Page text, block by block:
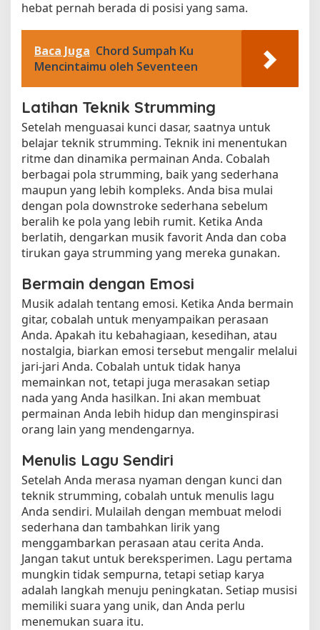
hebat pernah berada di posisi yang sama.
Baca Juga Chord Sumpah Ku
Mencintaimu oleh Seventeen
Latihan Teknik Strumming
Setelah menguasai kunci dasar, saatnya untuk
belajar teknik strumming. Teknik ini menentukan
ritme dan dinamika permainan Anda. Cobalah
berbagai pola strumming, baik yang sederhana
maupun yang lebih kompleks. Anda bisa mulai
dengan pola downstroke sederhana sebelum
beralih ke pola yang lebih rumit. Ketika Anda
berlatih, dengarkan musik favorit Anda dan coba
tirukan gaya strumming yang mereka gunakan.
Bermain dengan Emosi
Musik adalah tentang emosi. Ketika Anda bermain
gitar, cobalah untuk menyampaikan perasaan
Anda. Apakah itu kebahagiaan, kesedihan, atau
nostalgia, biarkan emosi tersebut mengalir melalui
jari-jari Anda. Cobalah untuk tidak hanya
memainkan not, tetapi juga merasakan setiap
nada yang Anda hasilkan. Ini akan membuat
permainan Anda lebih hidup dan menginspirasi
orang lain yang mendengarnya.
Menulis Lagu Sendiri
Setelah Anda merasa nyaman dengan kunci dan
teknik strumming, cobalah untuk menulis lagu
Anda sendiri. Mulailah dengan membuat melodi
sederhana dan tambahkan lirik yang
menggambarkan perasaan atau cerita Anda.
Jangan takut untuk bereksperimen. Lagu pertama
mungkin tidak sempurna, tetapi setiap karya
adalah langkah menuju peningkatan. Setiap musisi
memiliki suara yang unik, dan Anda perlu
menemukan suara itu.